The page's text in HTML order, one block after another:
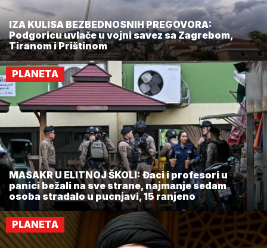
IZA KULISA BEZBEDNOSNIH PREGOVORA:
Podgoricu uvlače u vojni savez sa Zagrebom,
Tiranom i Prištinom
PLANETA
MASAKR U ELITNOJ ŠKOLI: Đaci i profesori u
panici bežali na sve strane, najmanje sedam
osoba stradalo u pucnjavi, 15 ranjeno
PLANETA